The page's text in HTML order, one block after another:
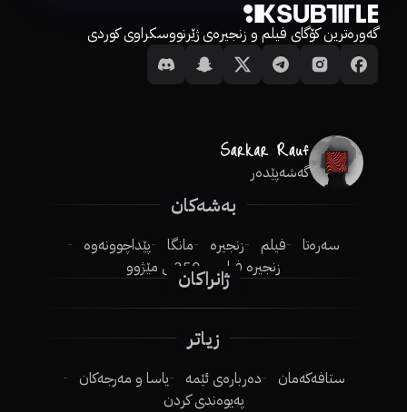
گەورەترین کۆگای فیلم و زنجیرەی ژێرنووسکراوی کوردی
گەشەپێدەر
بەشەکان
سەرەتا فیلم زنجیرە مانگا
پێداچوونەوە
زنجیرە فیلم
250ـی مێژوو
ژانراکان
زیاتر
ستافەکەمان دەربارەی ئێمە
یاسا و مەرجەکان
پەیوەندی کردن